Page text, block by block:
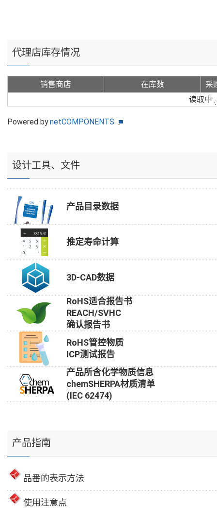
代理店库存情况
销售商店 在库数
采
读取中
Powered bynetCOMPONENTS
设计工具、文件
产品目录数据
推定寿命计算
3D-CAD数据
RoHS适合报告书
REACH/SVHC
确认报告书
RoHS管控物质
ICP测试报告
产品所含化学物质信息
chemSHERPA材质清单
(IEC 62474)
产品指南
品番的表示方法
使用注意点